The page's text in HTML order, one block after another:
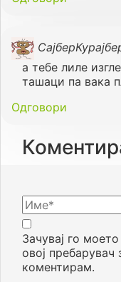
а тебе лиле
ташаци па вака
Одговори
Зачувај го
овој пребарувач
коментирам.